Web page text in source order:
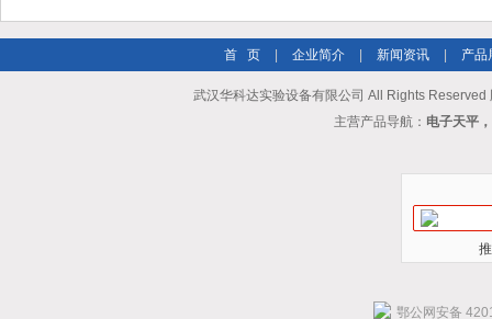
首 页 企业简介 新闻资讯 产品
武汉华科达实验设备有限公司 All Rights Reserved
主营产品导航： 电子天平
鄂公网安备